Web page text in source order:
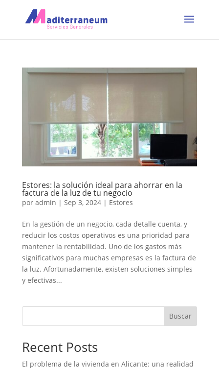
Estores: la solución ideal para ahorrar en la
factura de la luz de tu negocio
por admin | Sep 3, 2024| Estores
En la gestión de un negocio, cada detalle cuenta, y
reducir los costos operativos es una prioridad para
mantener la rentabilidad. Uno de los gastos más
significativos para muchas empresas es la factura de
la luz. Afortunadamente, existen soluciones simples
y efectivas...
Buscar
Recent Posts
El problema de la vivienda en Alicante: una realidad